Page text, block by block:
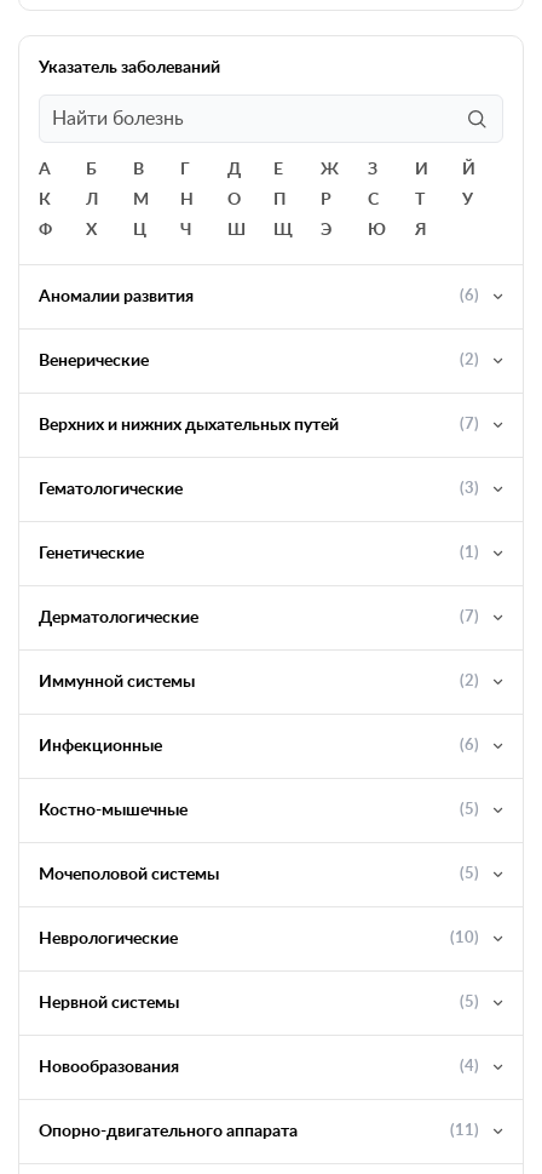
Указатель заболеваний
А Б В Д Е Ж З И
Й
К
Л М Н О Р С
У
Ф
Х Ц Ч Ш Щ Э Ю Я
Аномалии развития (6)
Венерические (2)
Верхних и нижних дыхательных путей (7)
Гематологические (3)
Генетические (1)
Дерматологические (7)
Иммунной системы (2)
Инфекционные (6)
Костно-мышечные (5)
Мочеполовой системы (5)
Неврологические (10)
Нервной системы (5)
Новообразования (4)
Опорно-двигательного аппарата (11)